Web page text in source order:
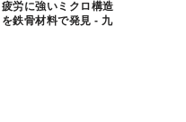
疲労に強いミクロ構造
を鉄骨材料で発見 - 九